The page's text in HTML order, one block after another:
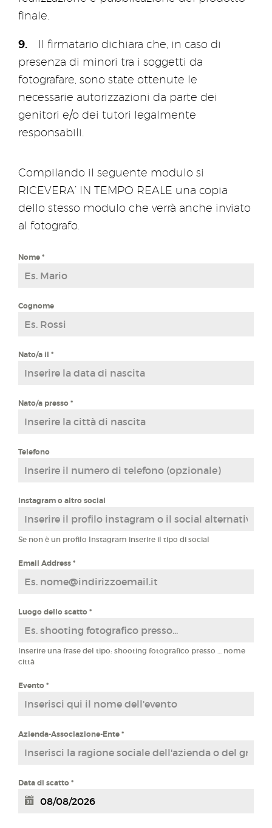
finale.
Il firmatario dichiara che, in caso di
presenza di minori tra i soggetti da
fotografare, sono state ottenute le
necessarie autorizzazioni da parte dei
genitori e/o dei tutori legalmente
responsabili.
Compilando il seguente modulo si
RICEVERA’ IN TEMPO REALE una copia
dello stesso modulo che verrà anche inviato
al fotografo.
Nome*
Cognome
Nato/a il *
Nato/a presso*
Telefono
Instagram o altro social
Se non è un profilo Instagram inserire il tipo di social
Email Address*
Luogo dello scatto*
Inserire una frase del tipo: shooting fotografico presso … nome
città
Evento*
Azienda-Associazione-Ente*
Data di scatto*